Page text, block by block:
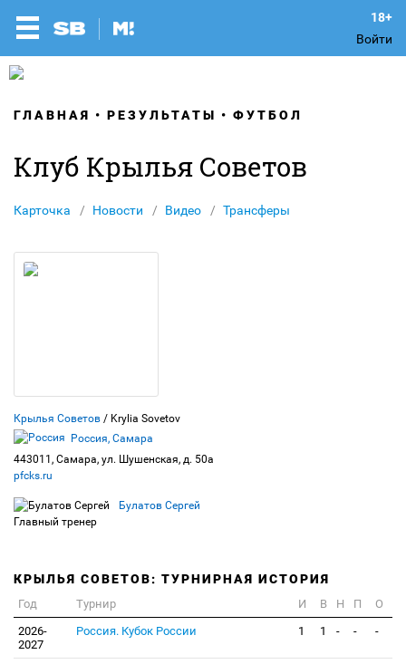
Войти
ГЛАВНАЯ РЕЗУЛЬТАТЫ ФУТБОЛ
Клуб Крылья Советов
Карточка Новости Видео Трансферы
Крылья Советов / Krylia Sovetov
Россия, Самара
443011, Самара, ул. Шушенская, д. 50а
pfcks.ru
Булатов Сергей
Главный тренер
КРЫЛЬЯ СОВЕТОВ: ТУРНИРНАЯ ИСТОРИЯ
Год Турнир И В Н П
О
2026-
2027
Россия. Кубок России 1 1 - - -